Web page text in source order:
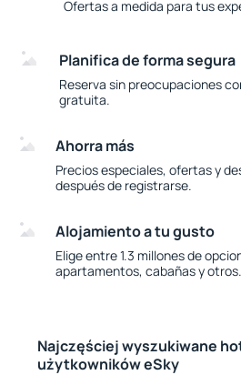
Ofertas a medida para tus
Planifica de forma segura
Reserva sin preocupaciones
gratuita.
Ahorra más
Precios especiales, ofertas y
después de registrarse.
Alojamiento a tu gusto
Elige entre 1.3 millones de
apartamentos, cabañas y otros.
Najczęściej wyszukiwane
użytkowników eSky